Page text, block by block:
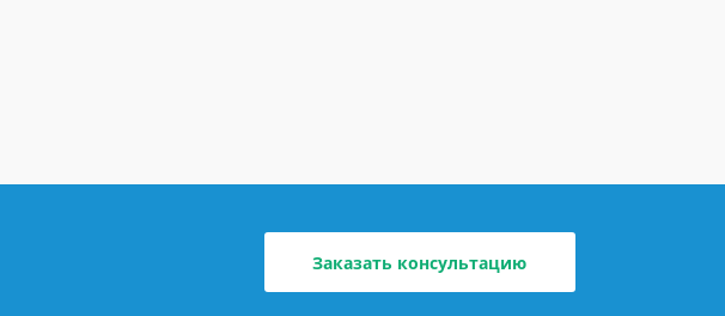
Заказать консультацию